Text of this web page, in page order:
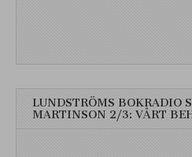
LUNDSTRÖMS BOKRADIO
MARTINSON 2/3: VÅRT